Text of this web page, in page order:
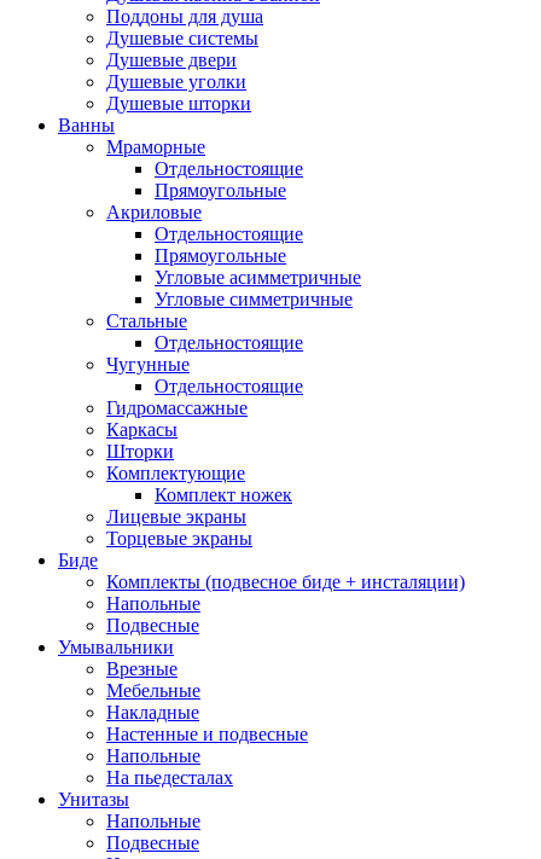
Поддоны для душа
Душевые системы
Душевые двери
Душевые уголки
Душевые шторки
Ванны
Мраморные
Отдельностоящие
Прямоугольные
Акриловые
Отдельностоящие
Прямоугольные
Угловые асимметричные
Угловые симметричные
Стальные
Отдельностоящие
Чугунные
Отдельностоящие
Гидромассажные
Каркасы
Шторки
Комплектующие
Комплект ножек
Лицевые экраны
Торцевые экраны
Биде
Комплекты (подвесное биде + инсталяции)
Напольные
Подвесные
Умывальники
Врезные
Мебельные
Накладные
Настенные и подвесные
Напольные
На пьедесталах
Унитазы
Напольные
Подвесные